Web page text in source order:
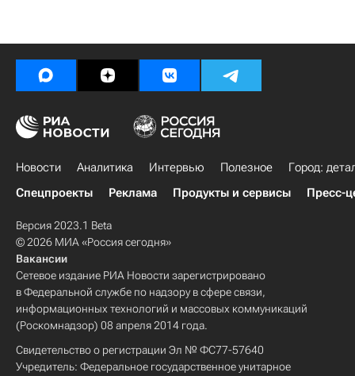
Новости Аналитика Интервью Полезное
Город:
Спецпроекты
Реклама Продукты и сервисы Пресс-
Версия 2023.1 Beta
© 2026 МИА «Россия сегодня»
Вакансии
Сетевое издание РИА Новости зарегистрировано
в Федеральной службе по надзору в сфере связи,
информационных технологий и массовых коммуникаций
(Роскомнадзор) 08 апреля 2014 года.
Свидетельство о регистрации Эл № ФС77-57640
Учредитель: Федеральное государственное унитарное